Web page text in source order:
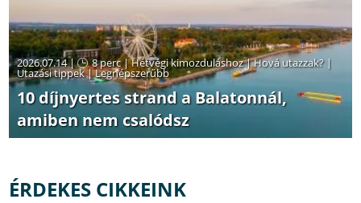
2026.07.14 | 8 perc|Hétvégi kimozduláshoz|Hová utazzak? |
Utazási tippek|Legnépszerűbb
10 díjnyertes strand a Balatonnál,
amiben nem csalódsz
ÉRDEKES CIKKEINK